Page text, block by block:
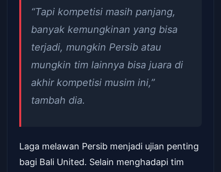
“Tapi kompetisi masih panjang,
banyak kemungkinan yang bisa
terjadi, mungkin Persib atau
mungkin tim lainnya bisa juara di
akhir kompetisi musim ini,”
tambah dia.
Laga melawan Persib menjadi ujian penting
bagi Bali United. Selain menghadapi tim